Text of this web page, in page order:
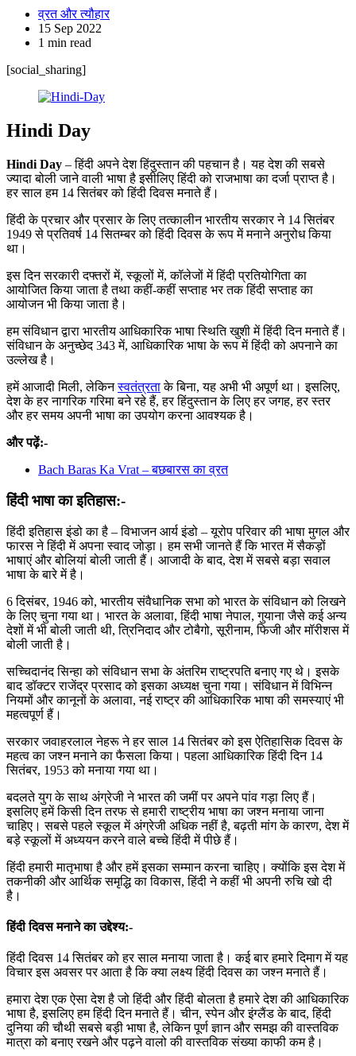
व्रत और त्यौहार
15 Sep 2022
1 min read
[social_sharing]
Hindi Day
Hindi Day – हिंदी अपने देश हिंदुस्तान की पहचान है। यह देश की सबसे
ज्यादा बोली जाने वाली भाषा है इसीलिए हिंदी को राजभाषा का दर्जा प्राप्त है।
हर साल हम 14 सितंबर को हिंदी दिवस मनाते हैं।
हिंदी के प्रचार और प्रसार के लिए तत्कालीन भारतीय सरकार ने 14 सितंबर
1949 से प्रतिवर्ष 14 सितम्बर को हिंदी दिवस के रूप में मनाने अनुरोध किया
था।
इस दिन सरकारी दफ्तरों में, स्कूलों में, कॉलेजों में हिंदी प्रतियोगिता का
आयोजित किया जाता है तथा कहीं-कहीं सप्ताह भर तक हिंदी सप्ताह का
आयोजन भी किया जाता है।
हम संविधान द्वारा भारतीय आधिकारिक भाषा स्थिति खुशी में हिंदी दिन मनाते हैं।
संविधान के अनुच्छेद 343 में, आधिकारिक भाषा के रूप में हिंदी को अपनाने का
उल्लेख है।
हमें आजादी मिली, लेकिनस्वतंत्रताके बिना, यह अभी भी अपूर्ण था। इसलिए,
देश के हर नागरिक गरिमा बने रहे हैं, हर हिंदुस्तान के लिए हर जगह, हर स्तर
और हर समय अपनी भाषा का उपयोग करना आवश्यक है।
और पढ़ें:-
Bach Baras Ka Vrat – बछबारस का व्रत
हिंदी भाषा का इतिहास:-
हिंदी इतिहास इंडो का है – विभाजन आर्य इंडो – यूरोप परिवार की भाषा मुगल और
फारस ने हिंदी में अपना स्वाद जोड़ा। हम सभी जानते हैं कि भारत में सैकड़ों
भाषाएं और बोलियां बोली जाती हैं। आजादी के बाद, देश में सबसे बड़ा सवाल
भाषा के बारे में है।
6 दिसंबर, 1946 को, भारतीय संवैधानिक सभा को भारत के संविधान को लिखने
के लिए चुना गया था। भारत के अलावा, हिंदी भाषा नेपाल, गुयाना जैसे कई अन्य
देशों में भी बोली जाती थी, त्रिनिदाद और टोबैगो, सूरीनाम, फिजी और मॉरीशस में
बोली जाती है।
सच्चिदानंद सिन्हा को संविधान सभा के अंतरिम राष्ट्रपति बनाए गए थे। इसके
बाद डॉक्टर राजेंद्र प्रसाद को इसका अध्यक्ष चुना गया। संविधान में विभिन्न
नियमों और कानूनों के अलावा, नई राष्ट्र की आधिकारिक भाषा की समस्याएं भी
महत्वपूर्ण हैं।
सरकार जवाहरलाल नेहरू ने हर साल 14 सितंबर को इस ऐतिहासिक दिवस के
महत्व का जश्न मनाने का फैसला किया। पहला आधिकारिक हिंदी दिन 14
सितंबर, 1953 को मनाया गया था।
बदलते युग के साथ अंग्रेजी ने भारत की जमीं पर अपने पांव गड़ा लिए हैं।
इसलिए हमें किसी दिन तरफ से हमारी राष्ट्रीय भाषा का जश्न मनाया जाना
चाहिए। सबसे पहले स्कूल में अंग्रेजी अधिक नहीं है, बढ़ती मांग के कारण, देश में
बड़े स्कूलों में अध्ययन करने वाले बच्चे हिंदी में पीछे हैं।
हिंदी हमारी मातृभाषा है और हमें इसका सम्मान करना चाहिए। क्योंकि इस देश में
तकनीकी और आर्थिक समृद्धि का विकास, हिंदी ने कहीं भी अपनी रुचि खो दी
है।
हिंदी दिवस मनाने का उद्देश्य:-
हिंदी दिवस 14 सितंबर को हर साल मनाया जाता है। कई बार हमारे दिमाग में यह
विचार इस अवसर पर आता है कि क्या लक्ष्य हिंदी दिवस का जश्न मनाते हैं।
हमारा देश एक ऐसा देश है जो हिंदी और हिंदी बोलता है हमारे देश की आधिकारिक
भाषा है, इसलिए हम हिंदी दिन मनाते हैं। चीन, स्पेन और इंग्लैंड के बाद, हिंदी
दुनिया की चौथी सबसे बड़ी भाषा है, लेकिन पूर्ण ज्ञान और समझ की वास्तविक
मात्रा को बनाए रखने और पढ़ने वालो की वास्तविक संख्या काफी कम है।